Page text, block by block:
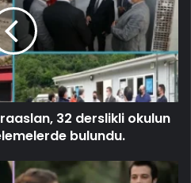
32 derslikli okulun
bulundu.